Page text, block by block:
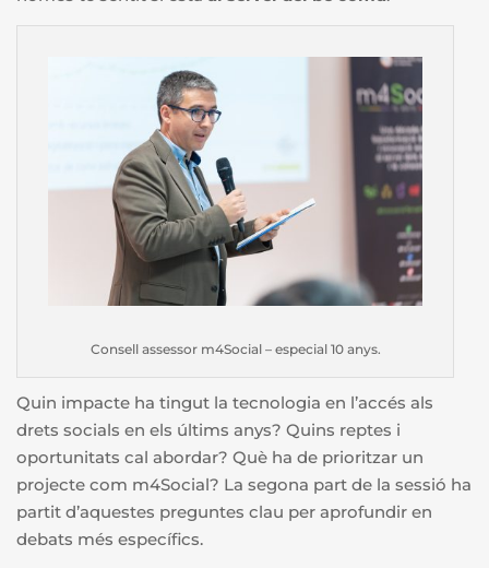
Consell assessor m4Social – especial 10 anys.
Quin impacte ha tingut la tecnologia en l’accés als
drets socials en els últims anys? Quins reptes i
oportunitats cal abordar? Què ha de prioritzar un
projecte com m4Social? La segona part de la sessió ha
partit d’aquestes preguntes clau per aprofundir en
debats més específics.